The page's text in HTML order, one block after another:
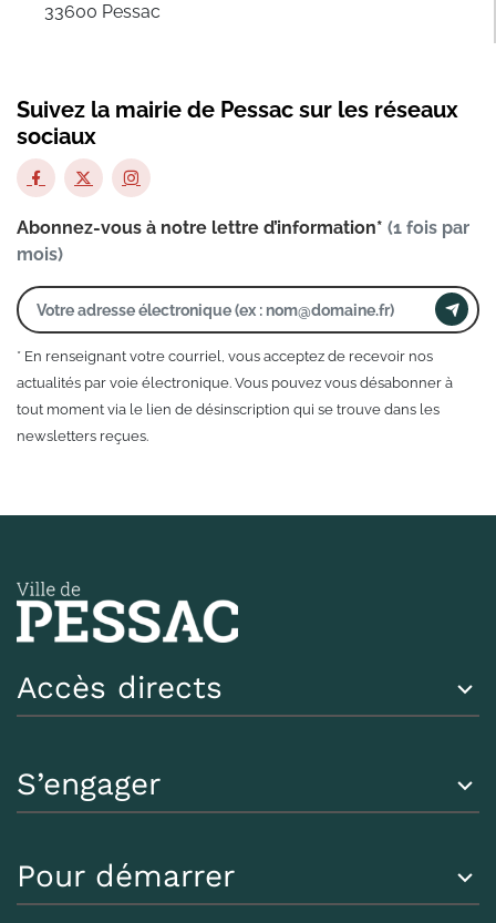
33600 Pessac
Suivez la mairie de Pessac sur les réseaux
sociaux
Abonnez-vous à notre lettre d’information* (1 fois par
mois)
* En renseignant votre courriel, vous acceptez de recevoir nos
actualités par voie électronique. Vous pouvez vous désabonner à
tout moment via le lien de désinscription qui se trouve dans les
newsletters reçues.
Accès directs
S’engager
Pour démarrer